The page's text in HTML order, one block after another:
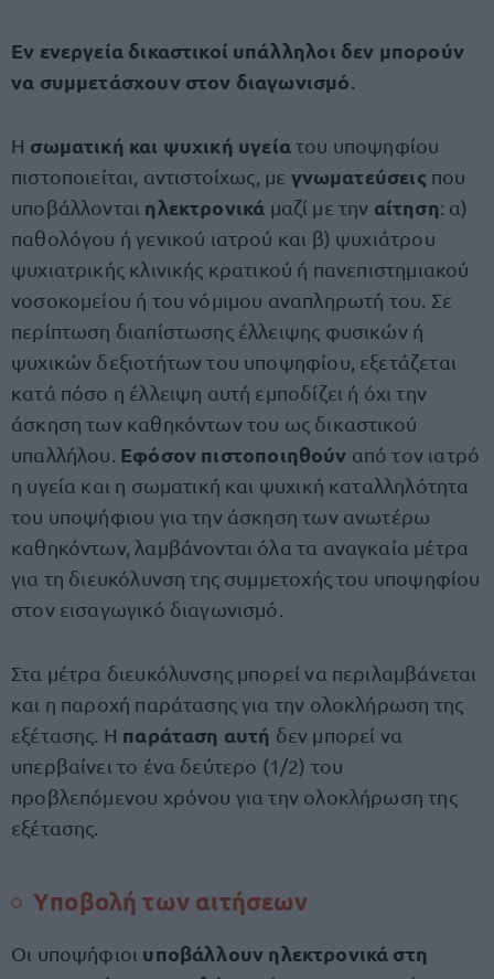
Εν ενεργεία δικαστικοί υπάλληλοι δεν μπορούν
να συμμετάσχουν στον διαγωνισμό
Η σωματική και ψυχική υγείατου υποψηφίου
πιστοποιείται, αντιστοίχως, με γνωματεύσεις που
υποβάλλονται ηλεκτρονικά μαζί με την αίτηση: α)
παθολόγου ή γενικού ιατρού και β) ψυχιάτρου
ψυχιατρικής κλινικής κρατικού ή πανεπιστημιακού
νοσοκομείου ή του νόμιμου αναπληρωτή του. Σε
περίπτωση διαπίστωσης έλλειψης φυσικών ή
ψυχικών δεξιοτήτων του υποψηφίου, εξετάζεται
κατά πόσο η έλλειψη αυτή εμποδίζει ή όχι την
άσκηση των καθηκόντων του ως δικαστικού
υπαλλήλου. Εφόσον πιστοποιηθούν από τον ιατρό
η υγεία και η σωματική και ψυχική καταλληλότητα
του υποψήφιου για την άσκηση των ανωτέρω
καθηκόντων, λαμβάνονται όλα τα αναγκαία μέτρα
για τη διευκόλυνση της συμμετοχής του υποψηφίου
στον εισαγωγικό διαγωνισμό.
Στα μέτρα διευκόλυνσης μπορεί να περιλαμβάνεται
και η παροχή παράτασης για την ολοκλήρωση της
εξέτασης. Η παράταση αυτή δεν μπορεί να
υπερβαίνει το ένα δεύτερο (1/2) του
προβλεπόμενου χρόνου για την ολοκλήρωση της
εξέτασης.
Yποβολή των αιτήσεων
Οι υποψήφιοι υποβάλλουν ηλεκτρονικά στη